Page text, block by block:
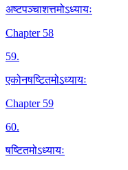
अष्टपञ्चाशत्तमोऽध्यायः
Chapter 58
59.
एकोनषष्टितमोऽध्यायः
Chapter 59
60.
षष्टितमोऽध्यायः